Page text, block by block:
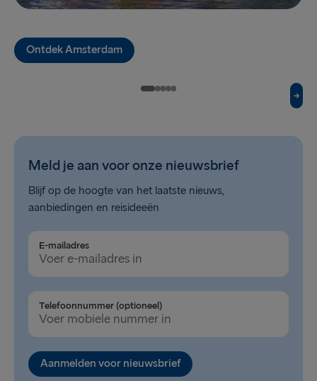
Liepāja → Travemünde
Ventspils → Nynäshamn
Ontdek Amsterdam
Meld je aan voor onze nieuwsbrief
Blijf op de hoogte van het laatste nieuws,
aanbiedingen en reisideeën
E-mailadres
Telefoonnummer (optioneel)
Aanmelden voor nieuwsbrief